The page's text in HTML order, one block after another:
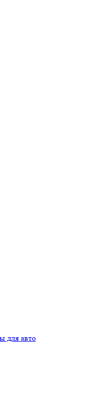
для авто